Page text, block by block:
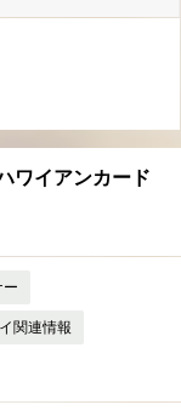
ワイアンカード
ー
関連情報